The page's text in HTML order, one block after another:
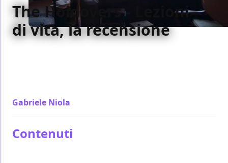
The Holdovers - Lezioni
di vita, la recensione
Gabriele Niola
Contenuti